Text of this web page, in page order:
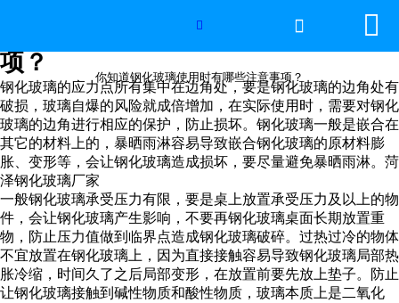
网站首页
产品中心
新闻中心
工程案例
厂房设备
视频中心

你知道钢化玻璃使用时有哪些注意事项？
 
你知道钢化玻璃使用时有哪些注意事
项？
钢化玻璃的应力点所有集中在边角处，要是钢化玻璃的边角处有
破损，玻璃自爆的风险就成倍增加，在实际使用时，需要对钢化
玻璃的边角进行相应的保护，防止损坏。钢化玻璃一般是嵌合在
其它的材料上的，暴晒雨淋容易导致嵌合钢化玻璃的原材料膨
胀、变形等，会让钢化玻璃造成损坏，要尽量避免暴晒雨淋。菏
泽钢化玻璃厂家
一般钢化玻璃承受压力有限，要是桌上放置承受压力及以上的物
件，会让钢化玻璃产生影响，不要再钢化玻璃桌面长期放置重
物，防止压力值做到临界点造成钢化玻璃破碎。过热过冷的物体
不宜放置在钢化玻璃上，因为直接接触容易导致钢化玻璃局部热
胀冷缩，时间久了之后局部变形，在放置前要先放上垫子。防止
让钢化玻璃接触到碱性物质和酸性物质，玻璃本质上是二氧化